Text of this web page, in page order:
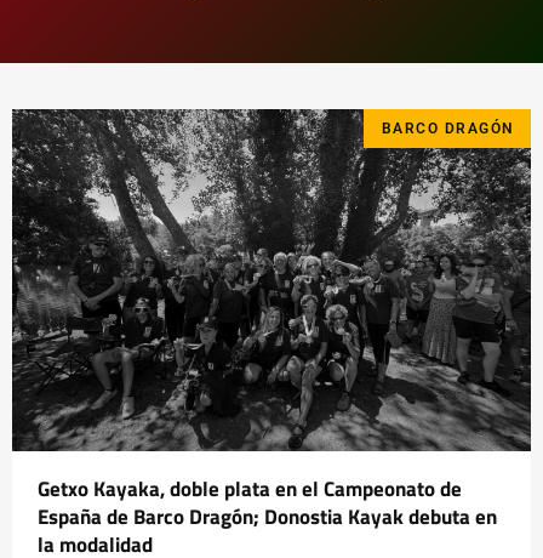
BARCO DRAGÓN
Getxo Kayaka, doble plata en el Campeonato de
España de Barco Dragón; Donostia Kayak debuta en
la modalidad